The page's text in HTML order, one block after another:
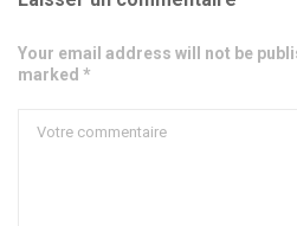
Your email address will not be
marked *